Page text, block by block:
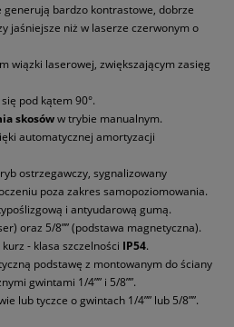
generują bardzo kontrastowe, dobrze
jaśniejsze niż w laserze czerwonym o
wiązki laserowej, zwiększającym zasięg
pod kątem 90°.
skosóww trybie manualnym.
automatycznej amortyzacji
ostrzegawczy, sygnalizowany
poza zakres samopoziomowania.
i antyudarową gumą.
oraz 5/8”” (podstawa magnetyczna).
- klasa szczelności IP54.
podstawę z montowanym do ściany
gwintami 1/4”” i 5/8””.
lub tyczce o gwintach 1/4”” lub 5/8””.